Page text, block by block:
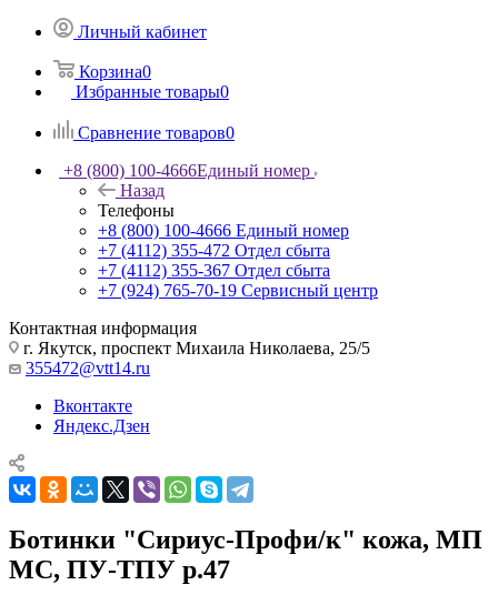
Личный кабинет
Корзина0
Избранные товары0
Сравнение товаров0
+8 (800) 100-4666Единый номер
Назад
Телефоны
+8 (800) 100-4666 Единый номер
+7 (4112) 355-472 Отдел сбыта
+7 (4112) 355-367 Отдел сбыта
+7 (924) 765-70-19 Сервисный центр
Контактная информация
г. Якутск, проспект Михаила Николаева, 25/5
355472@vtt14.ru
Вконтакте
Яндекс.Дзен
Ботинки "Сириус-Профи/к" кожа, МП
МС, ПУ-ТПУ р.47